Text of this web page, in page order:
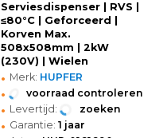
Serviesdispenser | RVS |
≤80°C | Geforceerd |
Korven Max.
508x508mm | 2kW
(230V) | Wielen
(Geremd) |
850x760x1082(h)mm
• Merk: HUPFER
• voorraad controleren
• Levertijd: zoeken
• Garantie: 1 jaar